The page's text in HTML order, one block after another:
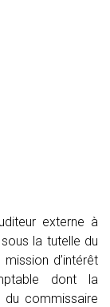
externe à
la tutelle du
d’intérêt
dont la
du commissaire